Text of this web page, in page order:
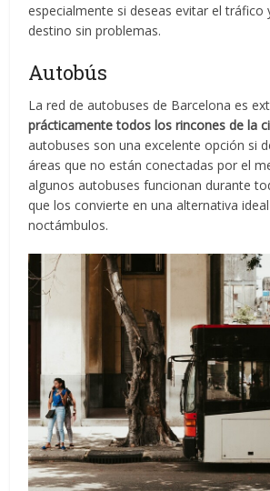
especialmente si deseas evitar el tráfico
destino sin problemas.
Autobús
La red de autobuses de Barcelona es
prácticamente todos los rincones de la
autobuses son una excelente opción si
áreas que no están conectadas por el
algunos autobuses funcionan durante
que los convierte en una alternativa
noctámbulos.